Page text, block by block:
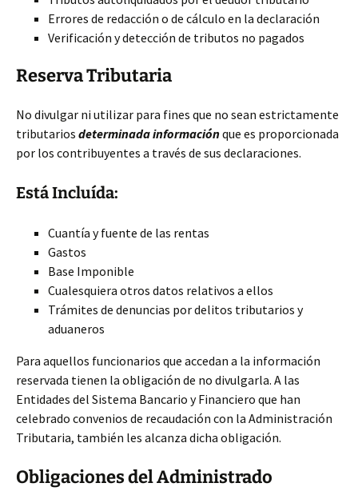
Errores de redacción o de cálculo en la declaración
Verificación y detección de tributos no pagados
Reserva Tributaria
No divulgar ni utilizar para fines que no sean estrictamente
tributarios determinada informaciónque es proporcionada
por los contribuyentes a través de sus declaraciones.
Está Incluída:
Cuantía y fuente de las rentas
Gastos
Base Imponible
Cualesquiera otros datos relativos a ellos
Trámites de denuncias por delitos tributarios y
aduaneros
Para aquellos funcionarios que accedan a la información
reservada tienen la obligación de no divulgarla. A las
Entidades del Sistema Bancario y Financiero que han
celebrado convenios de recaudación con la Administración
Tributaria, también les alcanza dicha obligación.
Obligaciones del Administrado